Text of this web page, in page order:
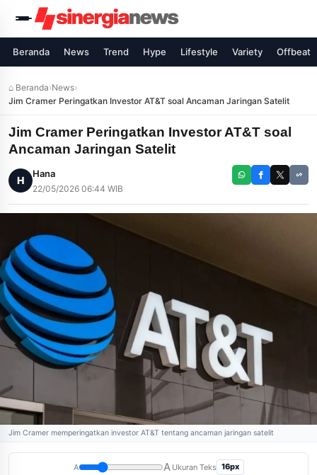
Beranda News Trend Hype Lifestyle Variety Offbeat
⌂ Beranda›News›
Jim Cramer Peringatkan Investor AT&T soal Ancaman Jaringan Satelit
Jim Cramer Peringatkan Investor AT&T soal
Ancaman Jaringan Satelit
H
Hana
22/05/2026 06:44 WIB
Jim Cramer memperingatkan investor AT&T tentang ancaman jaringan satelit
A A Ukuran Teks 16px